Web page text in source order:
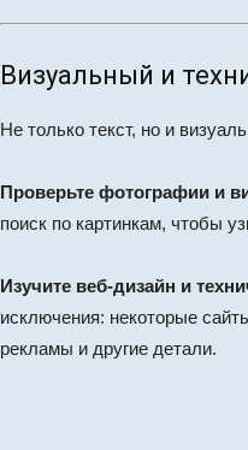
Визуальный и
Не только текст, но и
Проверьте фотографии и
поиск по картинкам, чтобы
Изучите веб-дизайн и
исключения: некоторые
рекламы и другие детали.